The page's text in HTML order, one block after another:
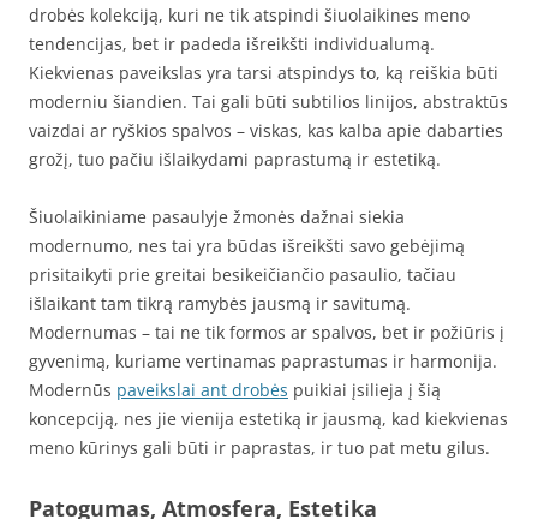
drobės kolekciją, kuri ne tik atspindi šiuolaikines meno
tendencijas, bet ir padeda išreikšti individualumą.
Kiekvienas paveikslas yra tarsi atspindys to, ką reiškia būti
moderniu šiandien. Tai gali būti subtilios linijos, abstraktūs
vaizdai ar ryškios spalvos – viskas, kas kalba apie dabarties
grožį, tuo pačiu išlaikydami paprastumą ir estetiką.
Šiuolaikiniame pasaulyje žmonės dažnai siekia
modernumo, nes tai yra būdas išreikšti savo gebėjimą
prisitaikyti prie greitai besikeičiančio pasaulio, tačiau
išlaikant tam tikrą ramybės jausmą ir savitumą.
Modernumas – tai ne tik formos ar spalvos, bet ir požiūris į
gyvenimą, kuriame vertinamas paprastumas ir harmonija.
Modernūs paveikslai ant drobės puikiai įsilieja į šią
koncepciją, nes jie vienija estetiką ir jausmą, kad kiekvienas
meno kūrinys gali būti ir paprastas, ir tuo pat metu gilus.
Patogumas, Atmosfera, Estetika